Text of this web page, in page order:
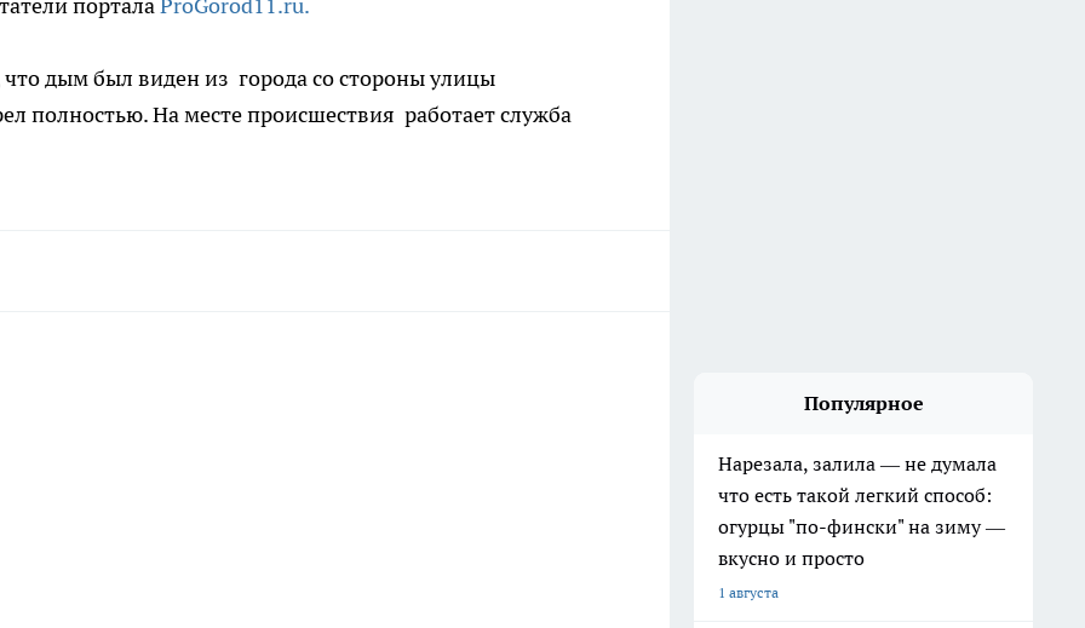
что дым был виден из города со стороны улицы
полностью. На месте происшествия работает служба
Популярное
Нарезала, залила — не думала
что есть такой легкий способ:
огурцы "по-фински" на зиму —
вкусно и просто
1 августа